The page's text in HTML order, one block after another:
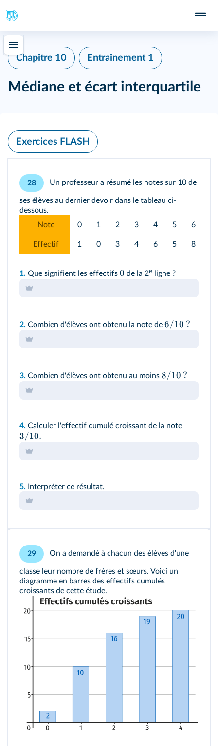
Chapitre 10 Entrainement 1
Médiane et écart interquartile
Exercices FLASH
28
ses élèves au dernier devoir dans le tableau ci-
dessous.
Note
0 1 2 3 4 5 6
Effectif 1 0 3 4 6 5 8
1. Que signifient les effectifs 0 de la 2e ligne ?
2. Combien d'élèves ont obtenu la note de 6/10 ?
3. Combien d'élèves ont obtenu au moins 8/10 ?
4. Calculer l'effectif cumulé croissant de la note
3/10.
5. Interpréter ce résultat.
29
classe leur nombre de frères et sœurs. Voici un
diagramme en barres des effectifs cumulés
croissants de cette étude.